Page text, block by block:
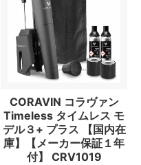
CORAVIN コラヴァン
Timeless タイムレス モ
デル３+ プラス 【国内在
庫】【メーカー保証１年
付】 CRV1019